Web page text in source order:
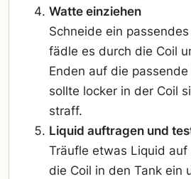
Watte einziehen
Schneide ein
fädle es durch die Coil
Enden auf die
sollte locker in der Coil
straff.
Liquid auftragen und
Träufle etwas Liquid
die Coil in den Tank ein